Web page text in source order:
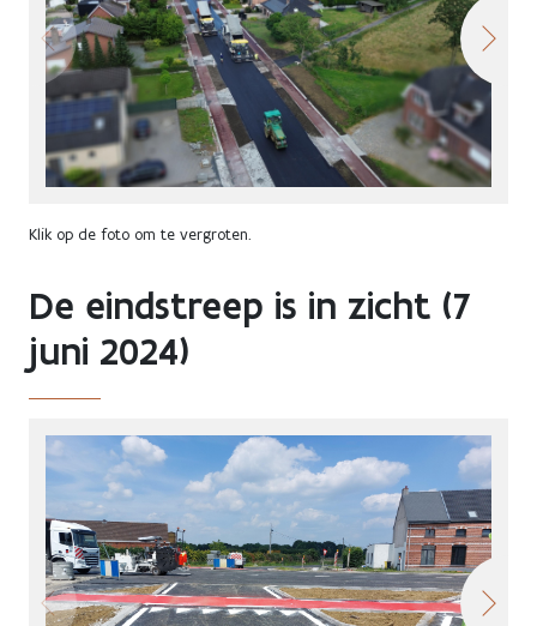
Klik op de foto om te vergroten.
De eindstreep is in zicht (7
juni 2024)